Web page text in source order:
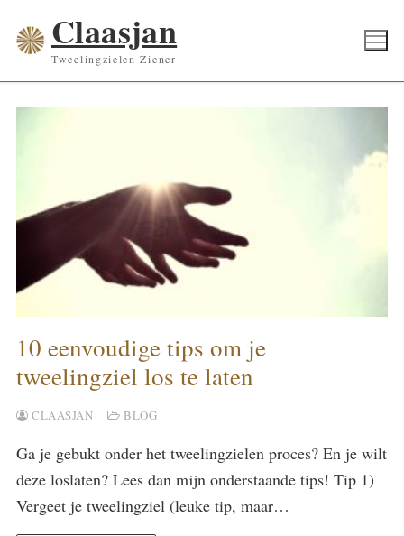
naar
Claasjan
Tweelingzielen Ziener
10 eenvoudige tips om je
tweelingziel los te laten
CLAASJAN BLOG
Ga je gebukt onder het tweelingzielen proces? En je wilt
deze loslaten? Lees dan mijn onderstaande tips! Tip 1)
Vergeet je tweelingziel (leuke tip, maar…